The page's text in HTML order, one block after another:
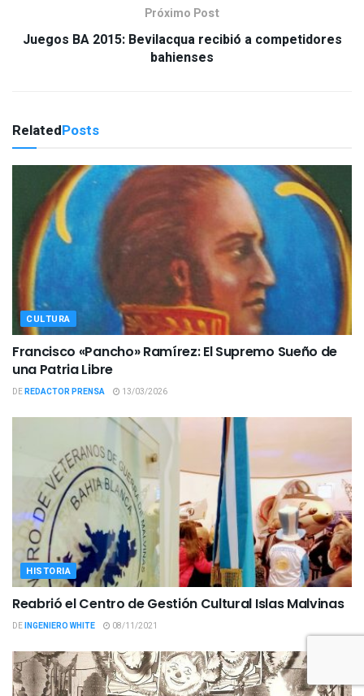
Próximo Post
Juegos BA 2015: Bevilacqua recibió a competidores
bahienses
RelatedPosts
CULTURA
Francisco «Pancho» Ramírez: El Supremo Sueño de
una Patria Libre
DEREDACTOR PRENSA 13/03/2026
HISTORIA
Reabrió el Centro de Gestión Cultural Islas Malvinas
DEINGENIERO WHITE 08/11/2021